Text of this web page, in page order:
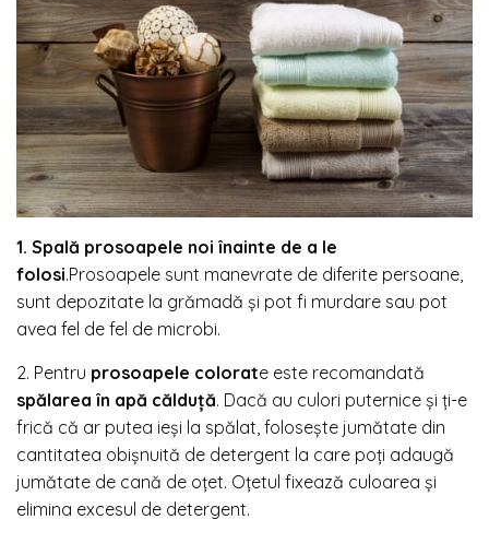
1. Spală prosoapele noi înainte de a le
folosi.Prosoapele sunt manevrate de diferite persoane,
sunt depozitate la grămadă şi pot fi murdare sau pot
avea fel de fel de microbi.
2. Pentru prosoapele colorate este recomandată
spălarea în apă călduţă. Dacă au culori puternice şi ţi-e
frică că ar putea ieşi la spălat, foloseşte jumătate din
cantitatea obişnuită de detergent la care poţi adaugă
jumătate de cană de oţet. Oţetul fixează culoarea şi
elimina excesul de detergent.